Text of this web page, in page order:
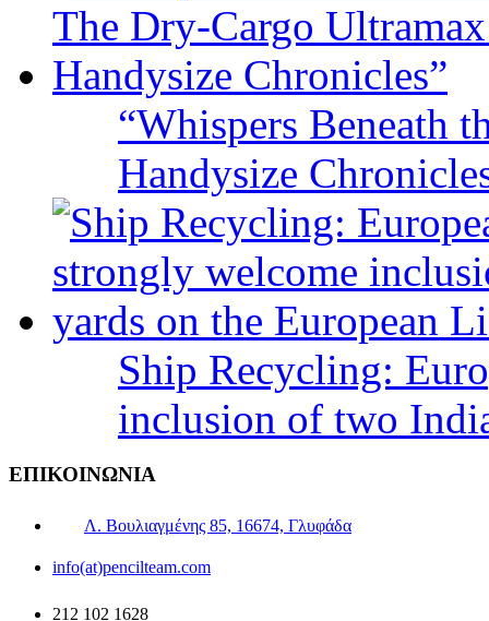
“Whispers Beneath
Handysize
Ship Recycling:
inclusion of two
ΕΠΙΚΟΙΝΩΝΙΑ
Λ. Βουλιαγμένης 85, 16674, Γλυφάδα
info(at)pencilteam.com
212 102 1628